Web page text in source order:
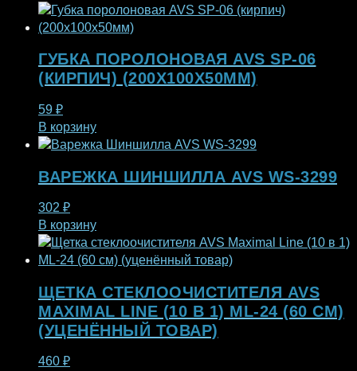
ГУБКА ПОРОЛОНОВАЯ AVS SP-06
(КИРПИЧ) (200X100X50ММ)
59 ₽
В корзину
ВАРЕЖКА ШИНШИЛЛА AVS WS-3299
302 ₽
В корзину
ЩЕТКА СТЕКЛООЧИСТИТЕЛЯ AVS
MAXIMAL LINE (10 В 1) ML-24 (60 СМ)
(УЦЕНЁННЫЙ ТОВАР)
460 ₽